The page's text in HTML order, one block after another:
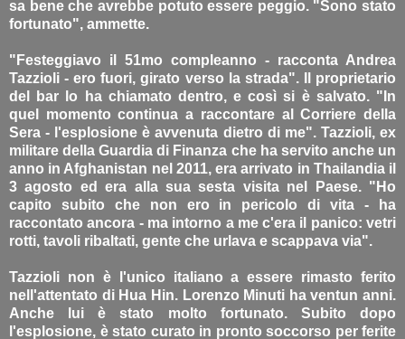
sa bene che avrebbe potuto essere peggio. "Sono stato
fortunato", ammette.
"Festeggiavo il 51mo compleanno - racconta Andrea
Tazzioli - ero fuori, girato verso la strada". Il proprietario
del bar lo ha chiamato dentro, e così si è salvato. "In
quel momento continua a raccontare al Corriere della
Sera - l'esplosione è avvenuta dietro di me". Tazzioli, ex
militare della Guardia di Finanza che ha servito anche un
anno in Afghanistan nel 2011, era arrivato in Thailandia il
3 agosto ed era alla sua sesta visita nel Paese. "Ho
capito subito che non ero in pericolo di vita - ha
raccontato ancora - ma intorno a me c'era il panico: vetri
rotti, tavoli ribaltati, gente che urlava e scappava via".
Tazzioli non è l'unico italiano a essere rimasto ferito
nell'attentato di Hua Hin. Lorenzo Minuti ha ventun anni.
Anche lui è stato molto fortunato. Subito dopo
l'esplosione, è stato curato in pronto soccorso per ferite